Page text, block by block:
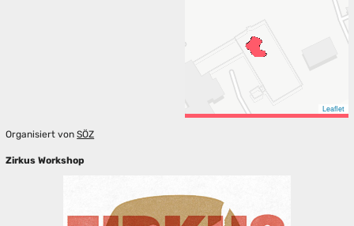
Leaflet
Organisiert vonSÖZ
Zirkus Workshop